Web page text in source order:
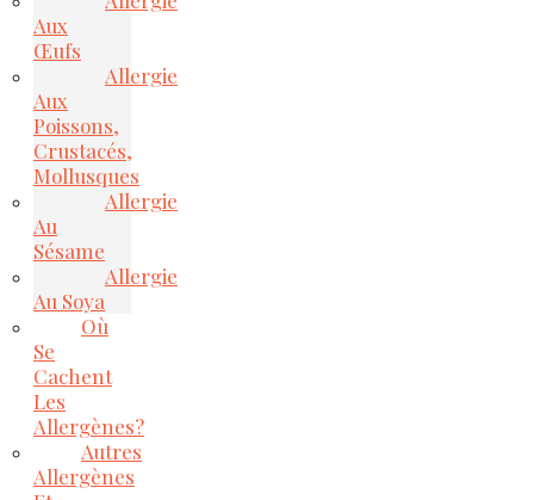
Aux
Œufs
Allergie
Aux
Poissons,
Crustacés,
Mollusques
Allergie
Au
Sésame
Allergie
Au Soya
Où
Se
Cachent
Les
Allergènes?
Autres
Allergènes